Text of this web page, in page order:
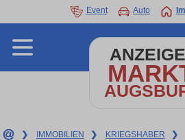
Event Auto
❯ IMMOBILIEN ❯ KRIEGSHABER ❯